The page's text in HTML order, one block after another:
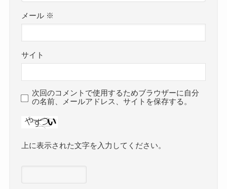
メール ※
サイト
次回のコメントで使用するためブラウザーに自分
の名前、メールアドレス、サイトを保存する。
上に表示された文字を入力してください。